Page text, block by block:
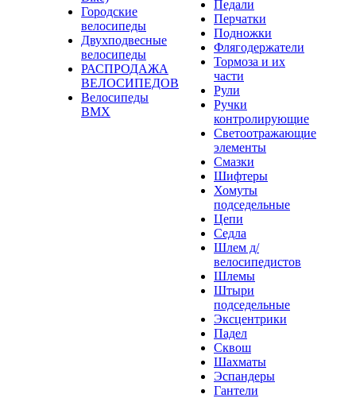
Городские
велосипеды
Двухподвесные
велосипеды
РАСПРОДАЖА
ВЕЛОСИПЕДОВ
Велосипеды
BMX
Педали
Перчатки
Подножки
Флягодержатели
Тормоза и их
части
Рули
Ручки
контролирующие
Светоотражающие
элементы
Смазки
Шифтеры
Хомуты
подседельные
Цепи
Седла
Шлем д/
велосипедистов
Шлемы
Штыри
подседельные
Эксцентрики
Падел
Сквош
Шахматы
Эспандеры
Гантели